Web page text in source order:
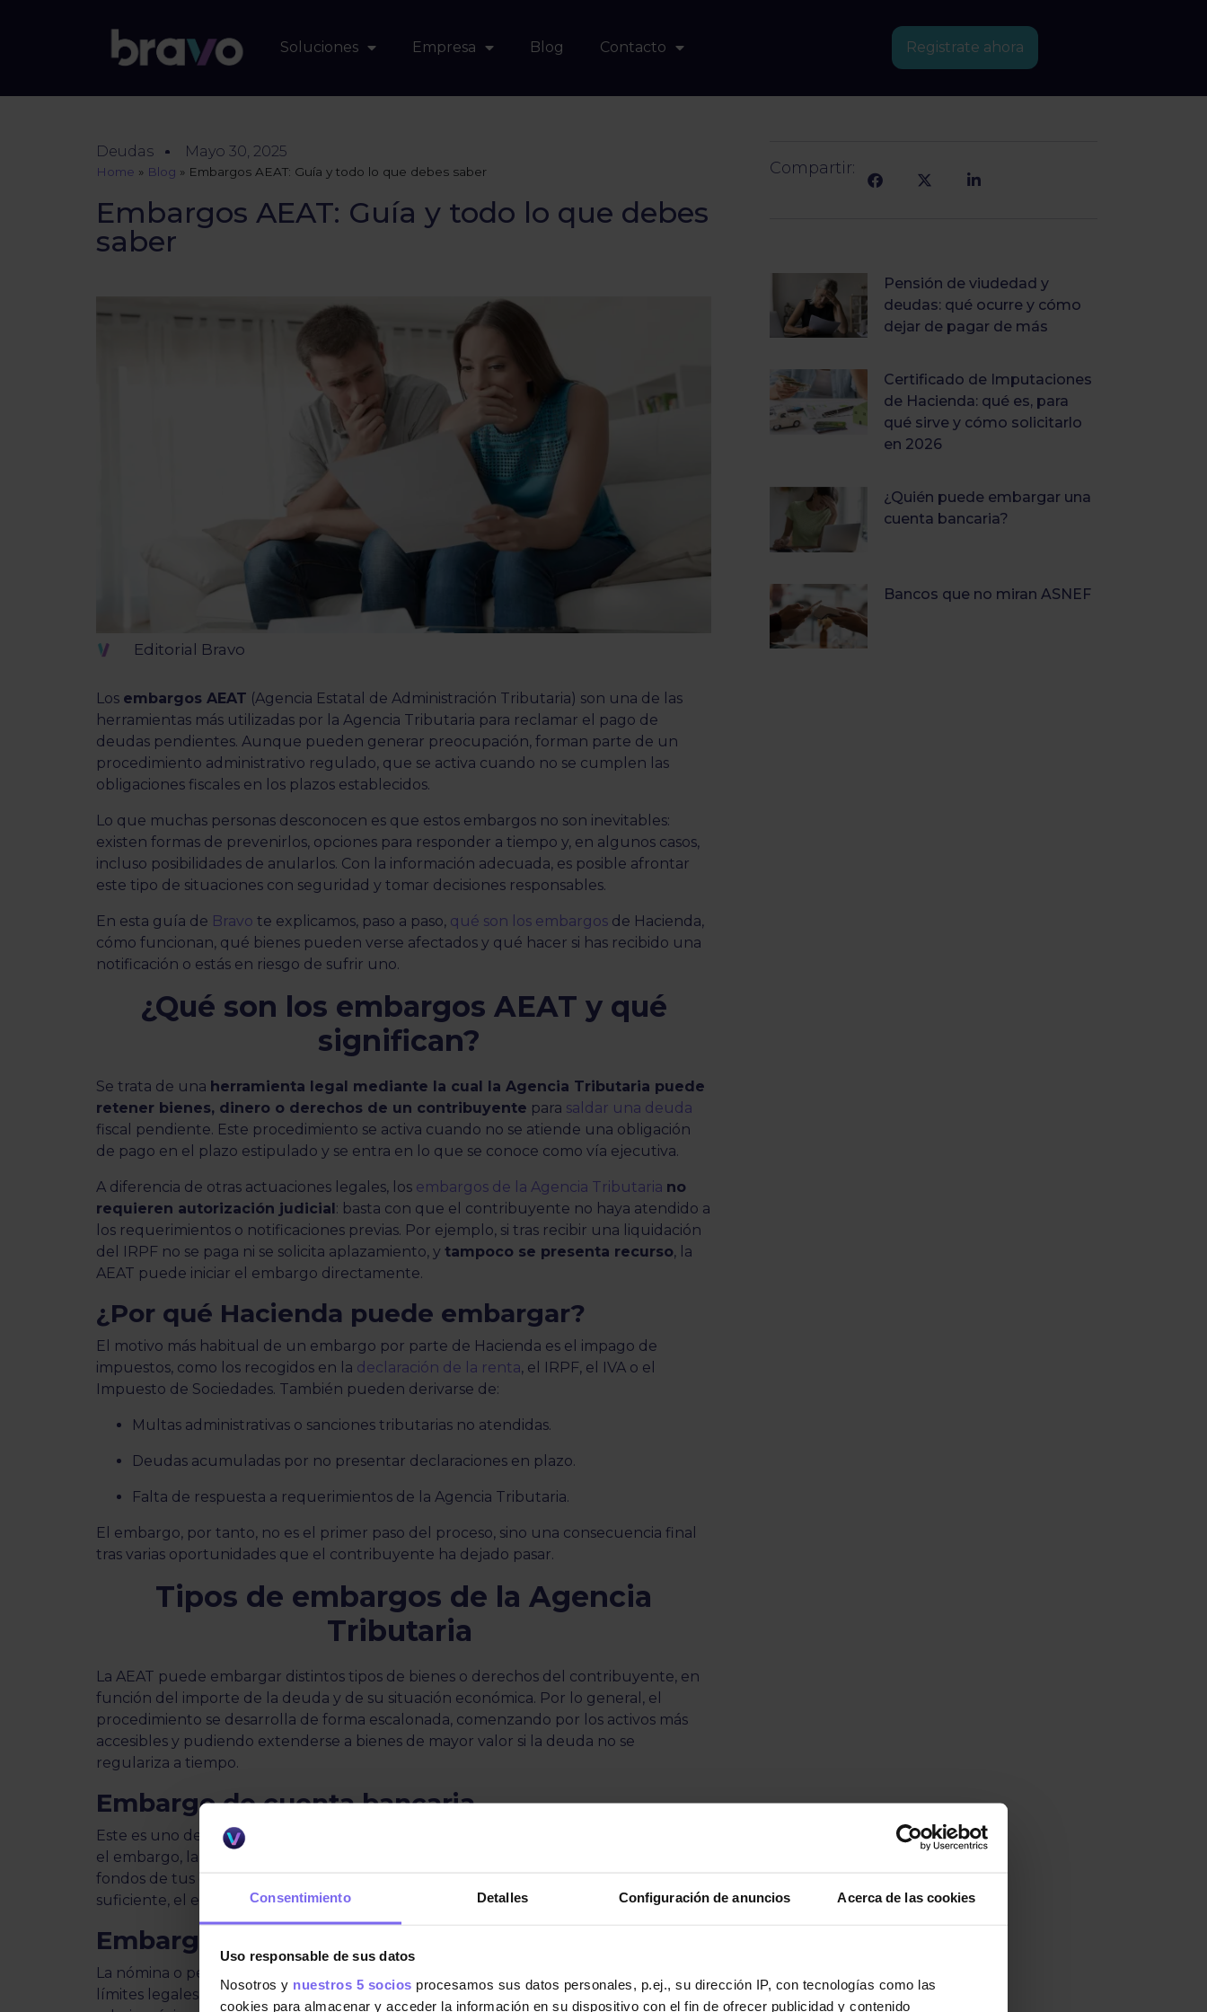
Consentimiento Detalles Configuración de anuncios Acerca de las cookies
Uso responsable de sus datos
Nosotros y nuestros 5 socios procesamos sus datos personales, p.ej., su dirección IP, con tecnologías como las
cookies para almacenar y acceder la información en su dispositivo con el fin de ofrecer publicidad y contenido
Soluciones Empresa Blog Contacto Registrate ahora
Deudas Mayo 30, 2025
Home » Blog » Embargos AEAT: Guía y todo lo que debes saber
Embargos AEAT: Guía y todo lo que debes
saber
Editorial Bravo
Los embargos AEAT (Agencia Estatal de Administración Tributaria) son una de las
herramientas más utilizadas por la Agencia Tributaria para reclamar el pago de
deudas pendientes. Aunque pueden generar preocupación, forman parte de un
procedimiento administrativo regulado, que se activa cuando no se cumplen las
obligaciones fiscales en los plazos establecidos.
Lo que muchas personas desconocen es que estos embargos no son inevitables:
existen formas de prevenirlos, opciones para responder a tiempo y, en algunos casos,
incluso posibilidades de anularlos. Con la información adecuada, es posible afrontar
este tipo de situaciones con seguridad y tomar decisiones responsables.
En esta guía de Bravo te explicamos, paso a paso, qué son los embargos de Hacienda,
cómo funcionan, qué bienes pueden verse afectados y qué hacer si has recibido una
notificación o estás en riesgo de sufrir uno.
¿Qué son los embargos AEAT y qué
significan?
Se trata de una herramienta legal mediante la cual la Agencia Tributaria puede
retener bienes, dinero o derechos de un contribuyente para saldar una deuda
fiscal pendiente. Este procedimiento se activa cuando no se atiende una obligación
de pago en el plazo estipulado y se entra en lo que se conoce como vía ejecutiva.
A diferencia de otras actuaciones legales, los embargos de la Agencia Tributaria no
requieren autorización judicial: basta con que el contribuyente no haya atendido a
los requerimientos o notificaciones previas. Por ejemplo, si tras recibir una liquidación
del IRPF no se paga ni se solicita aplazamiento, y tampoco se presenta recurso, la
AEAT puede iniciar el embargo directamente.
¿Por qué Hacienda puede embargar?
El motivo más habitual de un embargo por parte de Hacienda es el impago de
impuestos, como los recogidos en la declaración de la renta, el IRPF, el IVA o el
Impuesto de Sociedades. También pueden derivarse de:
Multas administrativas o sanciones tributarias no atendidas.
Deudas acumuladas por no presentar declaraciones en plazo.
Falta de respuesta a requerimientos de la Agencia Tributaria.
El embargo, por tanto, no es el primer paso del proceso, sino una consecuencia final
tras varias oportunidades que el contribuyente ha dejado pasar.
Tipos de embargos de la Agencia
Tributaria
La AEAT puede embargar distintos tipos de bienes o derechos del contribuyente, en
función del importe de la deuda y de su situación económica. Por lo general, el
procedimiento se desarrolla de forma escalonada, comenzando por los activos más
accesibles y pudiendo extenderse a bienes de mayor valor si la deuda no se
regulariza a tiempo.
Embargo de cuenta bancaria
Este es uno de los métodos más rápidos y efectivos para Hacienda. Una vez decretado
el embargo, la AEAT puede ordenar a las entidades financieras que retengan los
fondos de tus cuentas hasta cubrir el importe de la deuda. Si no tienes saldo
suficiente, el embargo puede mantenerse activo y afectar futuros ingresos.
Embargo de nómina o pensión
La nómina o pensión también pueden ser embargadas, pero respetando siempre los
límites legales. En el artículo 607 de laLey de Enjuiciamiento Civil se establece que el
Compartir:
Pensión de viudedad y
deudas: qué ocurre y cómo
dejar de pagar de más
Certificado de Imputaciones
de Hacienda: qué es, para
qué sirve y cómo solicitarlo
en 2026
¿Quién puede embargar una
cuenta bancaria?
Bancos que no miran ASNEF